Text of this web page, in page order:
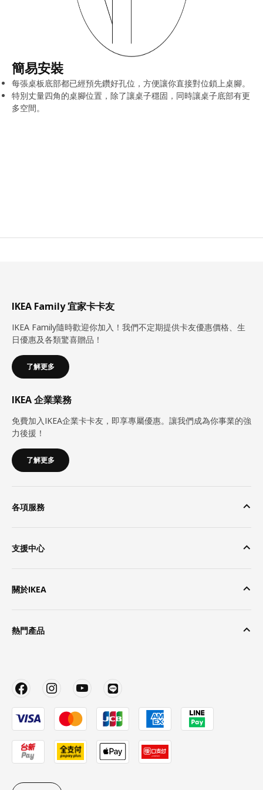
簡易安裝
每張桌板底部都已經預先鑽好孔位，方便讓你直接對位鎖上桌腳。
特別丈量四角的桌腳位置，除了讓桌子穩固，同時讓桌子底部有更
多空間。
IKEA Family 宜家卡卡友
IKEA Family隨時歡迎你加入！我們不定期提供卡友優惠價格、生
日優惠及各類驚喜贈品！
了解更多
IKEA 企業業務
免費加入IKEA企業卡卡友，即享專屬優惠。讓我們成為你事業的強
力後援！
了解更多
各項服務
支援中心
關於IKEA
熱門產品